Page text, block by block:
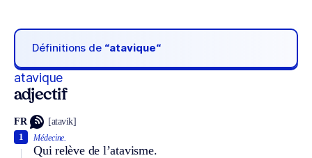
Définitions de “atavique“
atavique
adjectif
FR [atavik]
Médecine.
Qui relève de l’atavisme.
1